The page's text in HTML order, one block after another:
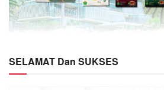
SELAMAT Dan SUKSES